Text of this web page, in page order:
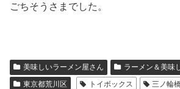
ごちそうさまでした。
美味しいラーメン屋さん
ラーメン＆美味
東京都荒川区
トイボックス 三ノ輪